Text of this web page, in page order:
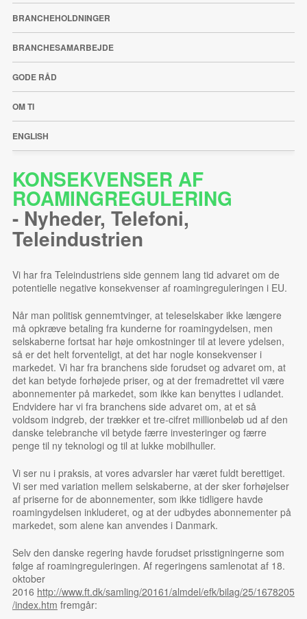
BRANCHEHOLDNINGER
BRANCHESAMARBEJDE
GODE RÅD
OM TI
ENGLISH
KONSEKVENSER AF
ROAMINGREGULERING
- Nyheder, Telefoni,
Teleindustrien
Vi har fra Teleindustriens side gennem lang tid advaret om de
potentielle negative konsekvenser af roamingreguleringen i EU.
Når man politisk gennemtvinger, at teleselskaber ikke længere
må opkræve betaling fra kunderne for roamingydelsen, men
selskaberne fortsat har høje omkostninger til at levere ydelsen,
så er det helt forventeligt, at det har nogle konsekvenser i
markedet. Vi har fra branchens side forudset og advaret om, at
det kan betyde forhøjede priser, og at der fremadrettet vil være
abonnementer på markedet, som ikke kan benyttes i udlandet.
Endvidere har vi fra branchens side advaret om, at et så
voldsom indgreb, der trækker et tre-cifret millionbeløb ud af den
danske telebranche vil betyde færre investeringer og færre
penge til ny teknologi og til at lukke mobilhuller.
Vi ser nu i praksis, at vores advarsler har været fuldt berettiget.
Vi ser med variation mellem selskaberne, at der sker forhøjelser
af priserne for de abonnementer, som ikke tidligere havde
roamingydelsen inkluderet, og at der udbydes abonnementer på
markedet, som alene kan anvendes i Danmark.
Selv den danske regering havde forudset prisstigningerne som
følge af roamingreguleringen. Af regeringens samlenotat af 18.
oktober
2016 http://www.ft.dk/samling/20161/almdel/efk/bilag/25/1678205
/index.htm fremgår: